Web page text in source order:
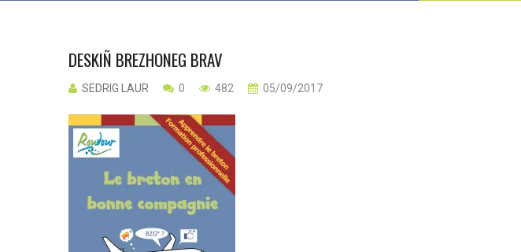
DESKIÑ BREZHONEG BRAV
SEDRIG LAUR 0 482 05/09/2017